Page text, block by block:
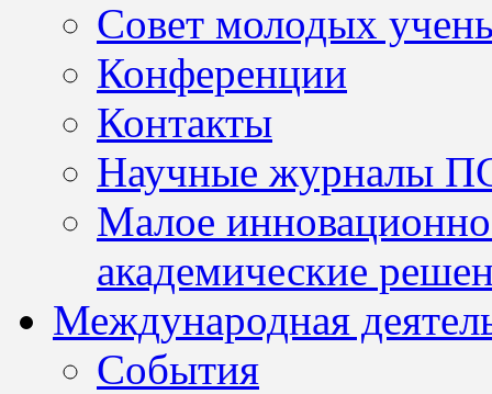
Совет молодых
Конференции
Контакты
Научные журналы
Малое
академические
Международная
События